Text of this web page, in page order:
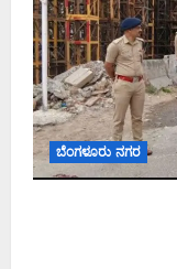
ಬೆಂಗಳೂರು ನಗರ